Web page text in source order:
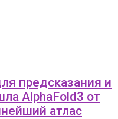
предсказания и
AlphaFold3 от
атлас